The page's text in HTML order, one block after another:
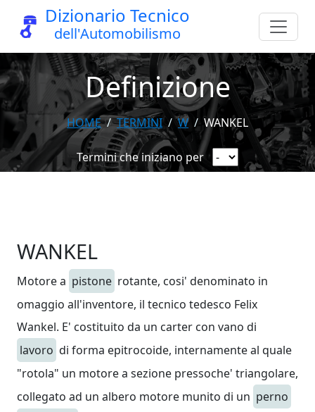
Dizionario Tecnico
dell'Automobilismo
Definizione
HOME TERMINI W WANKEL
Termini che iniziano per
WANKEL
Motore a pistone rotante, cosi' denominato in
omaggio all'inventore, il tecnico tedesco Felix
Wankel. E' costituito da un carter con vano di
lavoro di forma epitrocoide, internamente al quale
"rotola" un motore a sezione pressoche' triangolare,
collegato ad un albero motore munito di un perno